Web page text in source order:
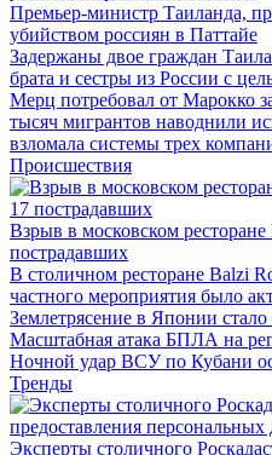
Премьер-министр Таиланда,
убийством россиян в Паттайе
Задержаны двое граждан
брата и сестры из России с
Мерц потребовал от Марокко
тысяч мигрантов наводнили
взломала системы трех
Происшествия
Взрыв в московском
пострадавших
В столичном ресторане Balzi
частного мероприятия было
Землетрясение в Японии
Масштабная атака БПЛА на
Ночной удар ВСУ по Кубани
Тренды
Эксперты столичного